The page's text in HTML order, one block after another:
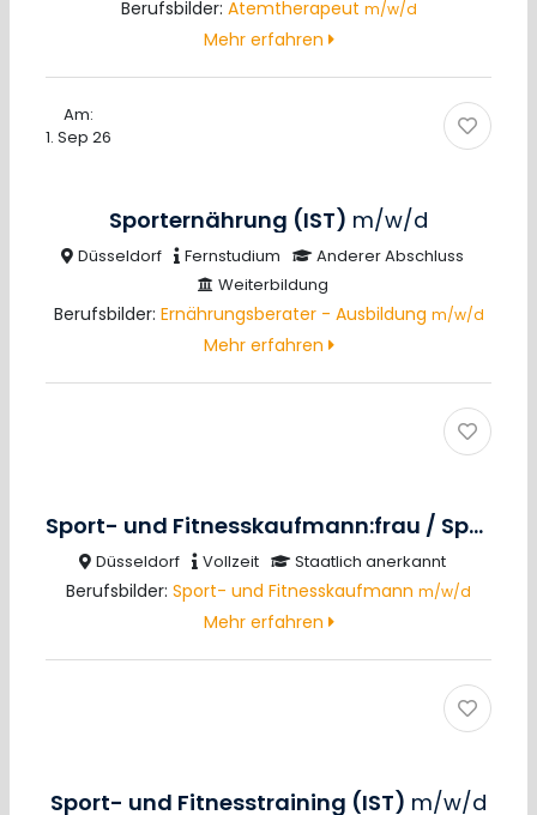
Berufsbilder: Atemtherapeut m/w/d
Mehr erfahren
Am:
1. Sep 26
Sporternährung (IST) m/w/d
Düsseldorf Fernstudium
Anderer Abschluss
Weiterbildung
Berufsbilder: Ernährungsberater - Ausbildung m/w/d
Mehr erfahren
Sport- und Fitnesskaufmann:frau / Sport- und Gesundheitstrainer:in
Düsseldorf Vollzeit Staatlich anerkannt
Berufsbilder: Sport- und Fitnesskaufmann m/w/d
Mehr erfahren
Sport- und Fitnesstraining (IST) m/w/d